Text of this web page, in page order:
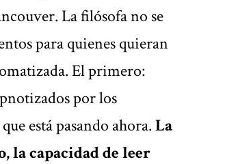
La filósofa no se
para quienes quieran
El primero:
por los
está pasando ahora.La
la capacidad de leer